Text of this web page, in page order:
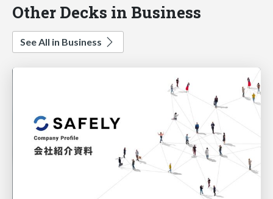
Other Decks in Business
See All in Business